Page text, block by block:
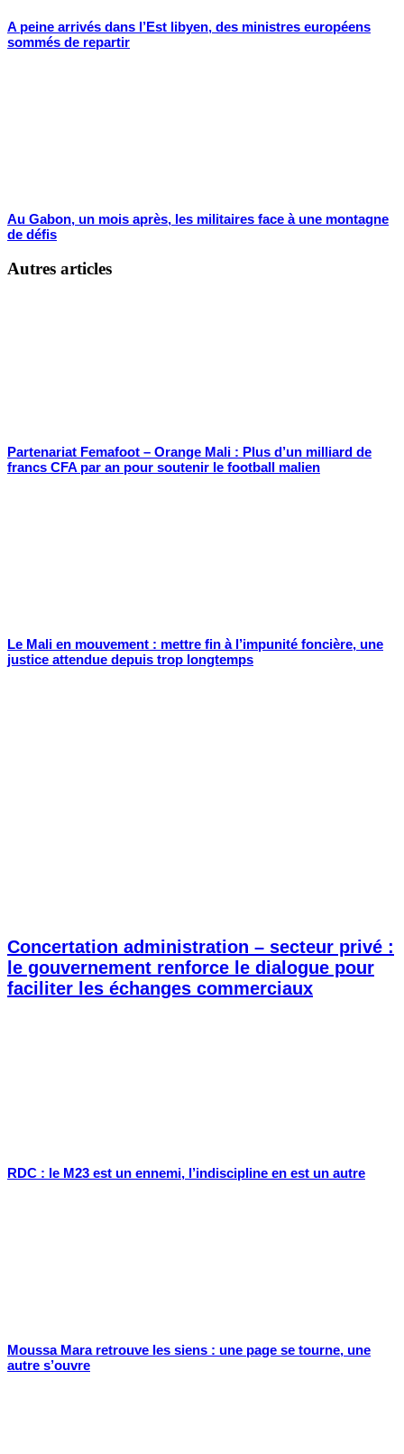
A peine arrivés dans l’Est libyen, des ministres européens
sommés de repartir
Au Gabon, un mois après, les militaires face à une montagne
de défis
Autres articles
Partenariat Femafoot – Orange Mali : Plus d’un milliard de
francs CFA par an pour soutenir le football malien
Le Mali en mouvement : mettre fin à l’impunité foncière, une
justice attendue depuis trop longtemps
Concertation administration – secteur privé :
le gouvernement renforce le dialogue pour
faciliter les échanges commerciaux
RDC : le M23 est un ennemi, l’indiscipline en est un autre
Moussa Mara retrouve les siens : une page se tourne, une
autre s’ouvre